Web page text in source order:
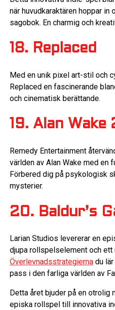
när huvudkaraktären hoppar in
sagobok. En charmig och
18. Replaced
Med en unik pixel art-stil och
Replaced en fascinerande
och cinematisk berättande.
19. Alan Wake
Remedy Entertainment
världen av Alan Wake med en
Förbered dig på psykologisk
mysterier.
20. Baldur’s
Larian Studios levererar en
djupa rollspelselement och ett
Överlevnadsstrategierna du
pass i den farliga världen av
Detta året bjuder på en otrolig
episka rollspel till innovativa